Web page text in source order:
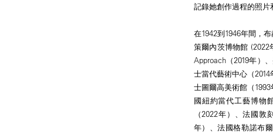
記錄她創作過程的照片
在1942到1946年間，
策爾內茨博物館
Approach（2019年）
士當代藝術中心（
士圖爾高美術館（
國紐約當代工藝博物
（2022年）、法國
年）、法國格勒諾布